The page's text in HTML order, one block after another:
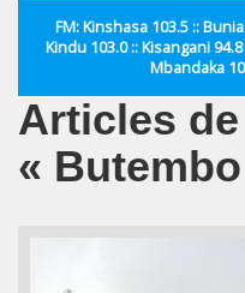
FM: Kinshasa 103.5 ::
Kindu 103.0 :: Kisangani
Mbandaka
Articles
«